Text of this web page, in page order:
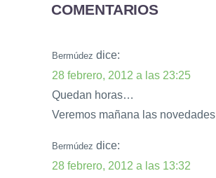
COMENTARIOS
Bermúdez dice:
28 febrero, 2012 a las 23:25
Quedan horas…
Veremos mañana las novedades
Bermúdez dice:
28 febrero, 2012 a las 13:32